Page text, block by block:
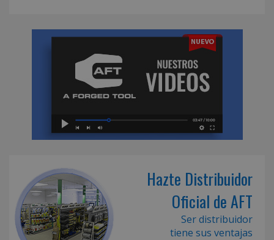
Hazte Distribuidor
Oficial de AFT
Ser distribuidor
tiene sus ventajas